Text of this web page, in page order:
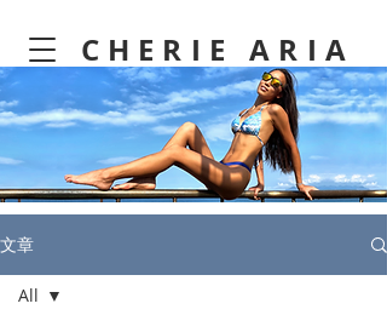
CHERIE ARIA
文章
All